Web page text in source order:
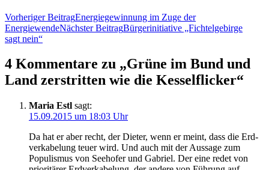
Vorheriger BeitragEner­gie­ge­win­nung im Zuge der
EnergiewendeNächster BeitragBür­ger­initia­ti­ve „Fich­tel­ge­bir­ge
sagt nein“
4 Kommentare zu „Grü­ne im Bund und
Land zer­strit­ten wie die Kesselflicker“
Maria Estl sagt:
15.09.2015 um 18:03 Uhr
Da hat er aber recht, der Die­ter, wenn er meint, dass die Erd­
ver­ka­be­lung teu­er wird. Und auch mit der Aus­sa­ge zum
Popu­lis­mus von See­ho­fer und Gabri­el. Der eine redet von